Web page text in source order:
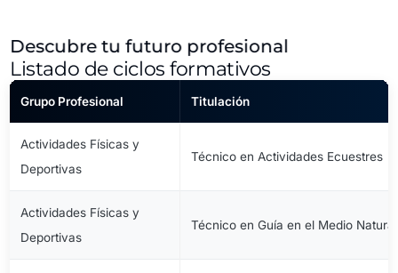
Descubre tu futuro profesional
Listado de ciclos formativos
Grupo Profesional Titulación
Actividades Físicas y
Deportivas
Técnico en Actividades Ecuestres
Actividades Físicas y
Deportivas
Técnico en Guía en el Medio